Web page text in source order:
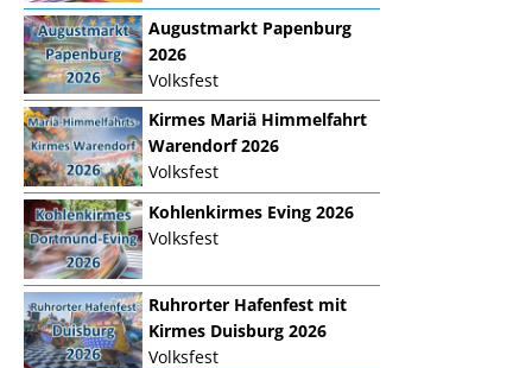
Augustmarkt Papenburg
2026
Volksfest
Kirmes Mariä Himmelfahrt
Warendorf 2026
Volksfest
Kohlenkirmes Eving 2026
Volksfest
Ruhrorter Hafenfest mit
Kirmes Duisburg 2026
Volksfest